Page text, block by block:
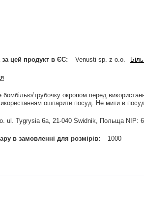
за цей продукт в ЄС Venusti sp. z o.o.
бомбілью/трубочку окропом перед
ошпарити посуд. Не мити в
ul. Tygrysia 6a, 21-040 Świdnik, Польща NIP:
в замовленні для розмірів 1000